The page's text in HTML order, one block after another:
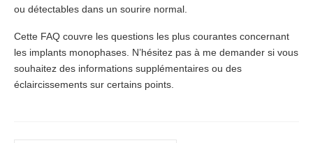
ou détectables dans un sourire normal.
Cette FAQ couvre les questions les plus courantes concernant
les implants monophases. N’hésitez pas à me demander si vous
souhaitez des informations supplémentaires ou des
éclaircissements sur certains points.